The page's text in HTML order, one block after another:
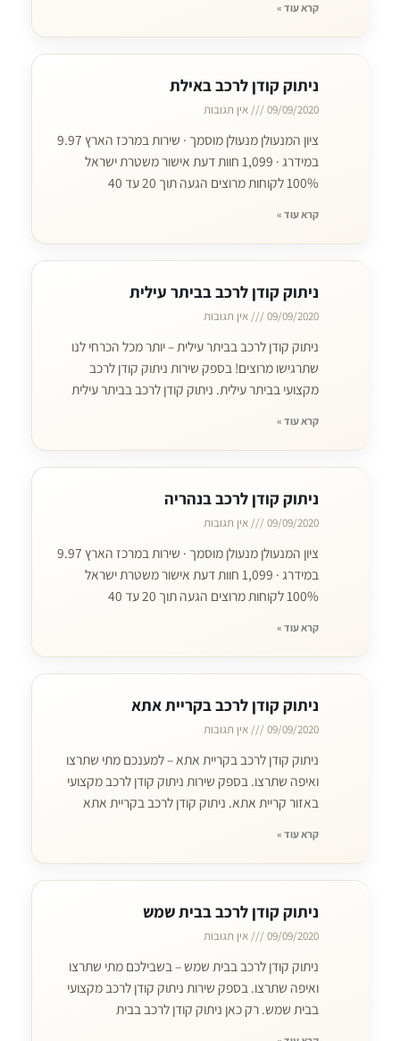
קרא עוד »
ניתוק קודן לרכב באילת
09/09/2020 אין תגובות
ציון המנעולן מנעולן מוסמך · שירות במרכז הארץ 9.97
במידרג · 1,099 חוות דעת אישור משטרת ישראל
100% לקוחות מרוצים הגעה תוך 20 עד 40
קרא עוד »
ניתוק קודן לרכב בביתר עילית
09/09/2020 אין תגובות
ניתוק קודן לרכב בביתר עילית – יותר מכל הכרחי לנו
שתרגישו מרוצים! בספק שירות ניתוק קודן לרכב
מקצועי בביתר עילית. ניתוק קודן לרכב בביתר עילית
קרא עוד »
ניתוק קודן לרכב בנהריה
09/09/2020 אין תגובות
ציון המנעולן מנעולן מוסמך · שירות במרכז הארץ 9.97
במידרג · 1,099 חוות דעת אישור משטרת ישראל
100% לקוחות מרוצים הגעה תוך 20 עד 40
קרא עוד »
ניתוק קודן לרכב בקריית אתא
09/09/2020 אין תגובות
ניתוק קודן לרכב בקריית אתא – למענכם מתי שתרצו
ואיפה שתרצו. בספק שירות ניתוק קודן לרכב מקצועי
באזור קריית אתא. ניתוק קודן לרכב בקריית אתא
קרא עוד »
ניתוק קודן לרכב בבית שמש
09/09/2020 אין תגובות
ניתוק קודן לרכב בבית שמש – בשבילכם מתי שתרצו
ואיפה שתרצו. בספק שירות ניתוק קודן לרכב מקצועי
בבית שמש. רק כאן ניתוק קודן לרכב בבית